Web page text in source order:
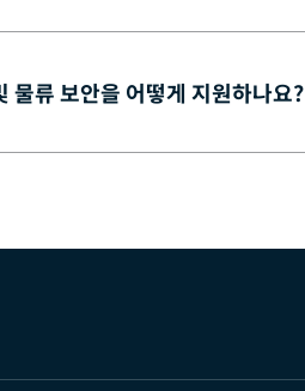
물류 보안을 어떻게 지원하나요?